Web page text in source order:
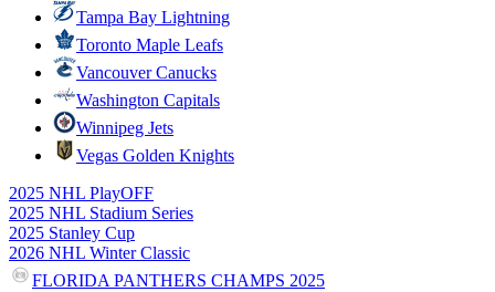
Tampa Bay Lightning
Toronto Maple Leafs
Vancouver Canucks
Washington Capitals
Winnipeg Jets
Vegas Golden Knights
2025 NHL PlayOFF
2025 NHL Stadium Series
2025 Stanley Cup
2026 NHL Winter Classic
FLORIDA PANTHERS CHAMPS 2025